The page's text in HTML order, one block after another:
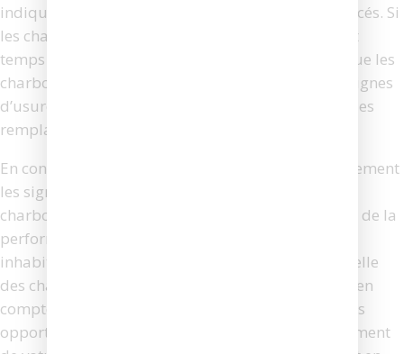
indique la limite à laquelle ils doivent être remplacés. Si
les charbons sont usés au-delà de cette ligne, il est
temps de les changer. De plus, si vous constatez que les
charbons sont fissurés, cassés ou présentent des signes
d’usure inégale, il est également recommandé de les
remplacer.
En conclusion, il est essentiel de surveiller attentivement
les signes indiquant qu’il est temps de changer le
charbon de votre visseuse Makita. Une diminution de la
performance, des étincelles excessives, des bruits
inhabituels, une surchauffe et une inspection visuelle
des charbons sont autant d’indicateurs à prendre en
compte. En remplaçant les charbons usés en temps
opportun, vous pouvez garantir le bon fonctionnement